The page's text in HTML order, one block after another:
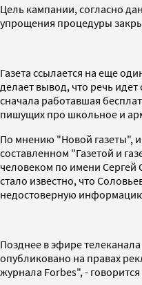
Цель кампании, согласно
упрощения процедуры
Газета ссылается на еще
делает вывод, что речь
сначала работавшая
пишущих про школьное и
По мнению "Новой газеты",
составленном "Газетой и
человеком по имени Сергей
стало известно, что
недостоверную
Позднее в эфире
опубликовано на правах
журнала Forbes", - говорится